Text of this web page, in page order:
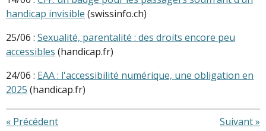
handicap invisible (swissinfo.ch)
25/06 : Sexualité, parentalité : des droits encore peu
accessibles (handicap.fr)
24/06 : EAA : l'accessibilité numérique, une obligation en
2025 (handicap.fr)
« Précédent Suivant»